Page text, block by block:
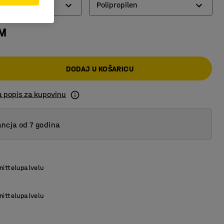
Polipropilen
DODAJ U KOŠARICU
popis za kupovinu
od 7 godina